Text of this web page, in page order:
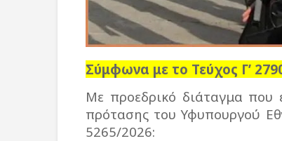
Σύμφωνα με το Τεύχος Γ’
Με προεδρικό διάταγμα που
πρότασης του Υφυπουργού
5265/2026: